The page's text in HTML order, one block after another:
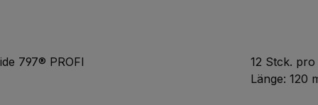
12 Stck.
Länge: 120